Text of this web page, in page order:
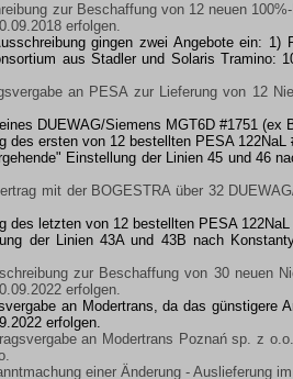
zur Beschaffung von 12 neuen
erfolgen.
gingen zwei Angebote ein:
aus Stadler und Solaris Tramino:
an PESA zur Lieferung von 12
DUEWAG/Siemens MGT6D #1751 (ex
des ersten von 12 bestellten PESA 122NaL
Einstellung der Linien 45 und 46
mit der BOGESTRA über 32
des letzten von 12 bestellten PESA 122NaL
der Linien 43A und 43B nach
zur Beschaffung von 30 neuen
erfolgen.
an Modertrans, da das günstigere
erfolgen.
an Modertrans Poznań sp. z
einer Änderung - Auslieferung